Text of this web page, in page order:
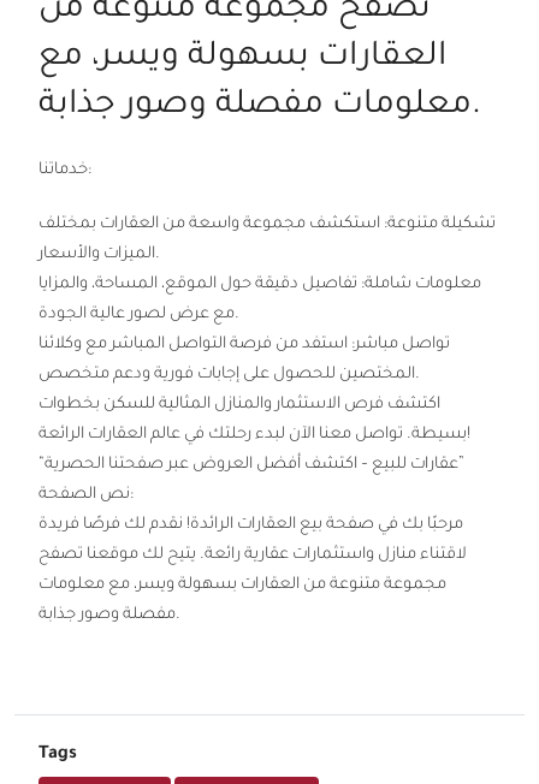
تصفح مجموعة متنوعة من
العقارات بسهولة ويسر، مع
معلومات مفصلة وصور جذابة.
خدماتنا:
تشكيلة متنوعة: استكشف مجموعة واسعة من العقارات بمختلف
الميزات والأسعار.
معلومات شاملة: تفاصيل دقيقة حول الموقع، المساحة، والمزايا
مع عرض لصور عالية الجودة.
تواصل مباشر: استفد من فرصة التواصل المباشر مع وكلائنا
المختصين للحصول على إجابات فورية ودعم متخصص.
اكتشف فرص الاستثمار والمنازل المثالية للسكن بخطوات
بسيطة. تواصل معنا الآن لبدء رحلتك في عالم العقارات الرائعة!
“عقارات للبيع – اكتشف أفضل العروض عبر صفحتنا الحصرية”
نص الصفحة:
مرحبًا بك في صفحة بيع العقارات الرائدة! نقدم لك فرصًا فريدة
لاقتناء منازل واستثمارات عقارية رائعة. يتيح لك موقعنا تصفح
مجموعة متنوعة من العقارات بسهولة ويسر، مع معلومات
مفصلة وصور جذابة.
Tags